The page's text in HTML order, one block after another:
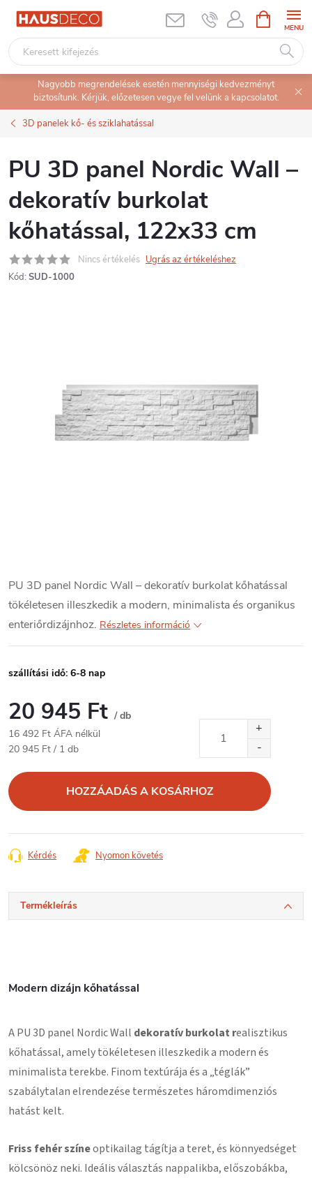
Ugrás
tartalomhoz
KOSÁR
Nagyobb megrendelések esetén mennyiségi kedvezményt
biztosítunk. Kérjük, előzetesen vegye fel velünk a kapcsolatot.
3D panelek kő- és sziklahatással
PU 3D panel Nordic Wall –
dekoratív burkolat
kőhatással, 122x33 cm
Nincs értékelés Ugrás az értékeléshez
Kód: SUD-1000
PU 3D panel Nordic Wall – dekoratív burkolat kőhatással
tökéletesen illeszkedik a modern, minimalista és organikus
enteriőrdizájnhoz. Részletes információ
szállítási idő: 6-8 nap
20 945 Ft / db
16 492 Ft ÁFA nélkül
Egységár:
20 945 Ft / 1 db
HOZZÁADÁS A KOSÁRHOZ
Kérdés Nyomon követés
Termékleírás
Modern dizájn kőhatással
A PU 3D panel Nordic Wall dekoratív burkolat realisztikus
kőhatással, amely tökéletesen illeszkedik a modern és
minimalista terekbe. Finom textúrája és a „téglák”
szabálytalan elrendezése természetes háromdimenziós
hatást kelt.
Friss fehér színeoptikailag tágítja a teret, és könnyedséget
kölcsönöz neki. Ideális választás nappalikba, előszobákba,